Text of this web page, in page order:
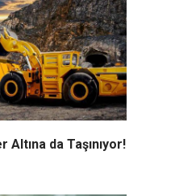
da Taşınıyor!